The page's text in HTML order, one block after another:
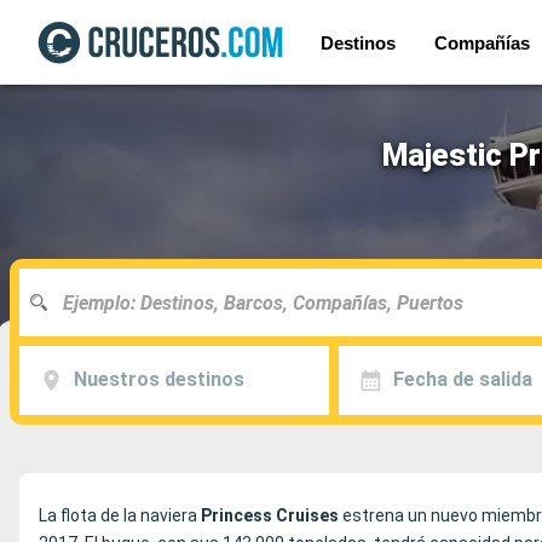
Destinos Compañías
Majestic
Nuestros destinos Fecha de salida
La flota de la naviera Princess Cruises estrena un nuevo